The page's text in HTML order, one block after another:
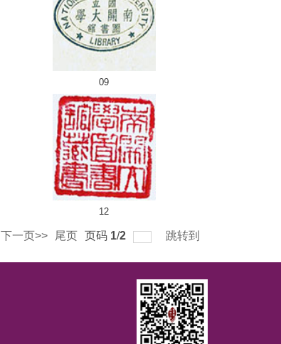
09
12
下一页>> 尾页 页码 1/2 跳转到